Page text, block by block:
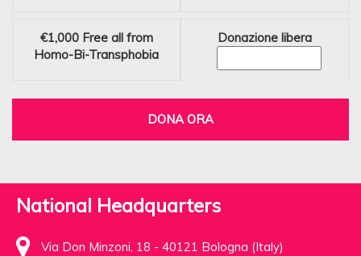
€1,000 Free all from
Homo-Bi-Transphobia
Donazione libera
DONA ORA
National Headquarters
Via Don Minzoni, 18 - 40121 Bologna (Italy)